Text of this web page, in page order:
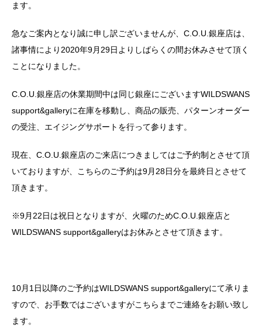
ます。
急なご案内となり誠に申し訳ございませんが、C.O.U.銀座店は、
諸事情により2020年9月29日よりしばらくの間お休みさせて頂く
ことになりました。
C.O.U.銀座店の休業期間中は同じ銀座にございますWILDSWANS
support&galleryに在庫を移動し、商品の販売、パターンオーダー
の受注、エイジングサポートを行って参ります。
現在、C.O.U.銀座店のご来店につきましてはご予約制とさせて頂
いておりますが、こちらのご予約は9月28日分を最終日とさせて
頂きます。
※9月22日は祝日となりますが、火曜のためC.O.U.銀座店と
WILDSWANS support&galleryはお休みとさせて頂きます。
10月1日以降のご予約はWILDSWANS support&galleryにて承りま
すので、お手数ではございますがこちらまでご連絡をお願い致し
ます。